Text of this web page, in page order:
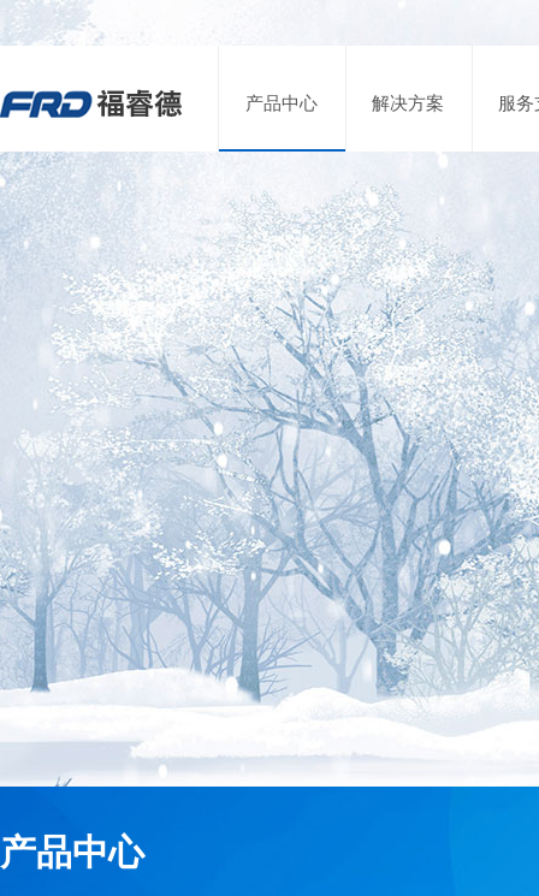
产品中心 解决方案 服
产品中心